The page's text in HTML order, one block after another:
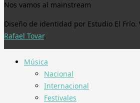
Nos vamos al mainstream
Diseño de identidad por Estudio El
Rafael Tovar.
Música
Nacional
Internacional
Festivales